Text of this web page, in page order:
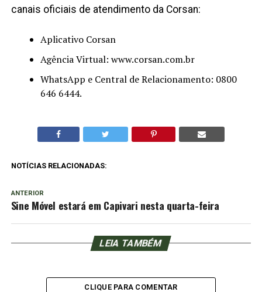
canais oficiais de atendimento da Corsan:
Aplicativo Corsan
Agência Virtual: www.corsan.com.br
WhatsApp e Central de Relacionamento: 0800
646 6444.
NOTÍCIAS RELACIONADAS:
ANTERIOR
Sine Móvel estará em Capivari nesta quarta-feira
LEIA TAMBÉM
CLIQUE PARA COMENTAR